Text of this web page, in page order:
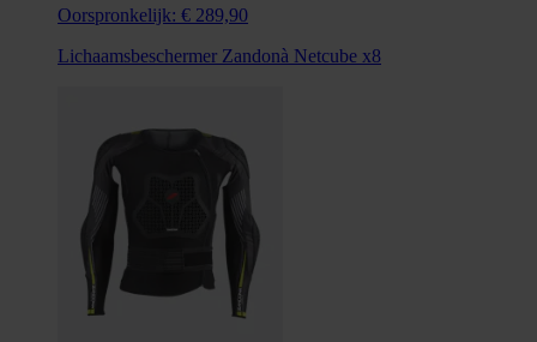
Oorspronkelijk: € 289,90
Lichaamsbeschermer Zandonà Netcube x8